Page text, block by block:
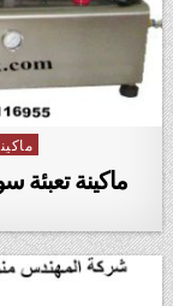
in
ماكينة